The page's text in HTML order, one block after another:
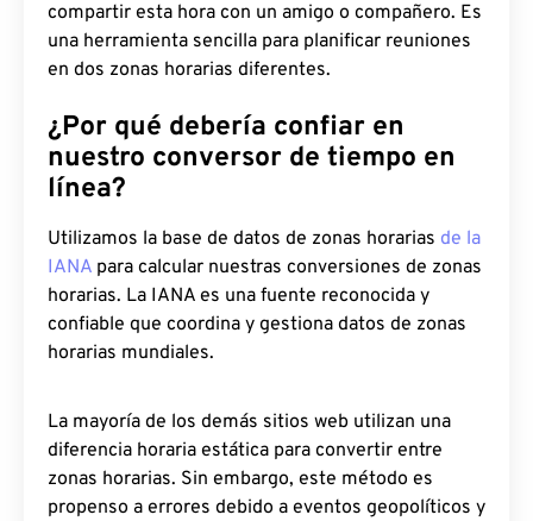
compartir esta hora con un amigo o compañero. Es
una herramienta sencilla para planificar reuniones
en dos zonas horarias diferentes.
¿Por qué debería confiar en
nuestro conversor de tiempo en
línea?
Utilizamos la base de datos de zonas horarias de la
IANA para calcular nuestras conversiones de zonas
horarias. La IANA es una fuente reconocida y
confiable que coordina y gestiona datos de zonas
horarias mundiales.
La mayoría de los demás sitios web utilizan una
diferencia horaria estática para convertir entre
zonas horarias. Sin embargo, este método es
propenso a errores debido a eventos geopolíticos y